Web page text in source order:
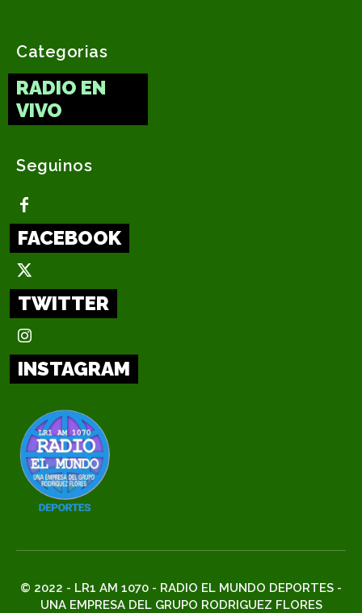
Categorias
RADIO EN
VIVO
Seguinos
FACEBOOK
TWITTER
INSTAGRAM
© 2022 - LR1 AM 1070 - RADIO EL MUNDO DEPORTES -
UNA EMPRESA DEL GRUPO RODRIGUEZ FLORES